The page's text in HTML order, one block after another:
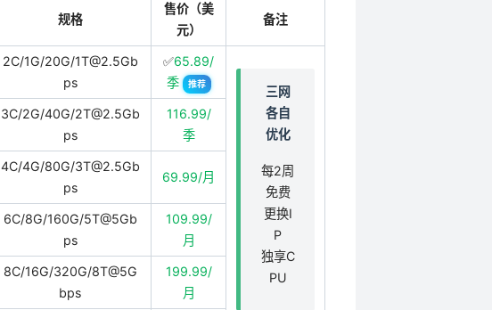
规格
售价（美
元）
备注
2C/1G/20G/1T@2.5Gb
ps
✅65.89/
季
推荐
三网
各自
优化
每2周
免费
更换I
P
独享C
PU
3C/2G/40G/2T@2.5Gb
ps
116.99/
季
4C/4G/80G/3T@2.5Gb
ps
69.99/月
6C/8G/160G/5T@5Gb
ps
109.99/
月
8C/16G/320G/8T@5G
bps
199.99/
月